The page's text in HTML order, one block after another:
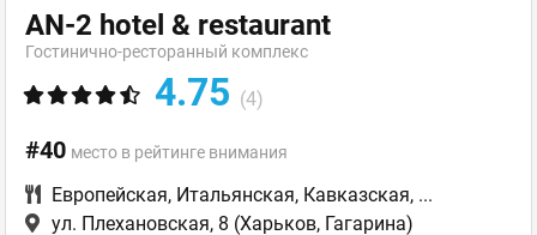
AN-2 hotel & restaurant
Гостинично-ресторанный комплекс
4.75 (4)
#40 место в рейтинге внимания
Европейская, Итальянская, Кавказская, ...
ул. Плехановская, 8 (Харьков, Гагарина)